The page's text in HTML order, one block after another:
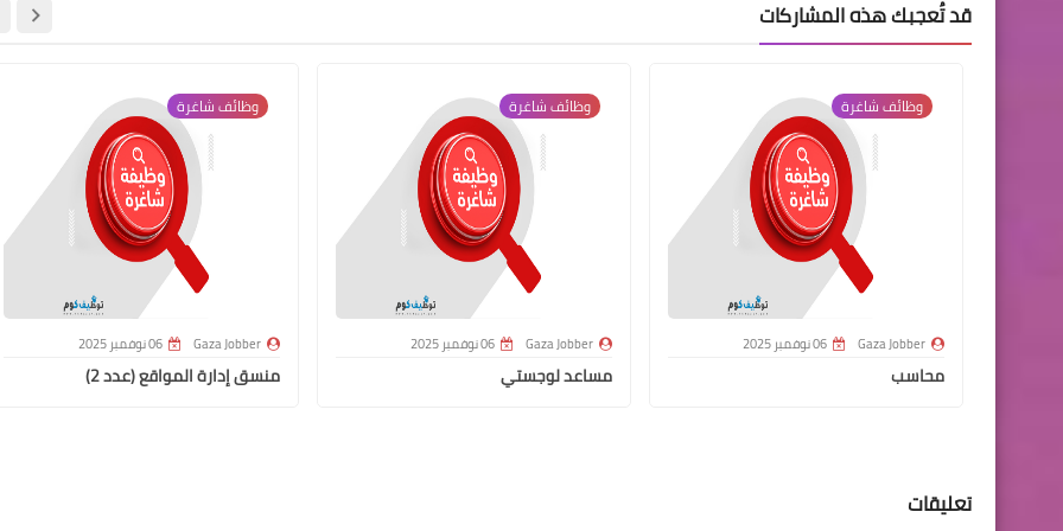
قد تُعجبك هذه المشاركات
وظائف شاغرة
Gaza Jobber 06 نوفمبر 2025
محاسب
وظائف شاغرة
Gaza Jobber 06 نوفمبر 2025
مساعد لوجستي
وظائف شاغرة
Gaza Jobber 06 نوفمبر 2025
منسق إدارة المواقع (عدد 2)
تعليقات